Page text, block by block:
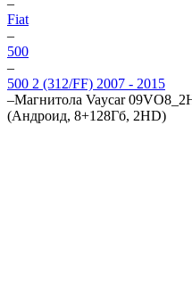
–
Fiat
–
500
–
500 2 (312/FF) 2007 - 2015
–Магнитола Vaycar
(Андроид, 8+128Гб, 2HD)